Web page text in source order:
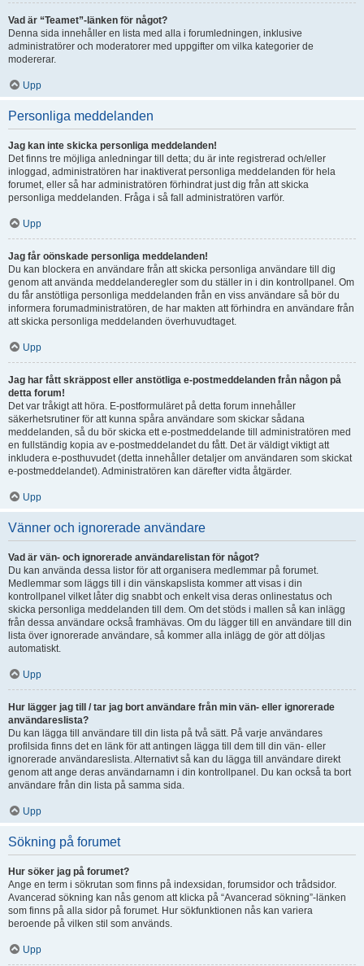
Vad är “Teamet”-länken för något?
Denna sida innehåller en lista med alla i forumledningen, inklusive
administratörer och moderatorer med uppgifter om vilka kategorier de
modererar.
Upp
Personliga meddelanden
Jag kan inte skicka personliga meddelanden!
Det finns tre möjliga anledningar till detta; du är inte registrerad och/eller
inloggad, administratören har inaktiverat personliga meddelanden för hela
forumet, eller så har administratören förhindrat just dig från att skicka
personliga meddelanden. Fråga i så fall administratören varför.
Upp
Jag får oönskade personliga meddelanden!
Du kan blockera en användare från att skicka personliga användare till dig
genom att använda meddelanderegler som du ställer in i din kontrollpanel. Om
du får anstötliga personliga meddelanden från en viss användare så bör du
informera forumadministratören, de har makten att förhindra en användare från
att skicka personliga meddelanden överhuvudtaget.
Upp
Jag har fått skräppost eller anstötliga e-postmeddelanden från någon på
detta forum!
Det var tråkigt att höra. E-postformuläret på detta forum innehåller
säkerhetsrutiner för att kunna spåra användare som skickar sådana
meddelanden, så du bör skicka ett e-postmeddelande till administratören med
en fullständig kopia av e-postmeddelandet du fått. Det är väldigt viktigt att
inkludera e-posthuvudet (detta innehåller detaljer om användaren som skickat
e-postmeddelandet). Administratören kan därefter vidta åtgärder.
Upp
Vänner och ignorerade användare
Vad är vän- och ignorerade användarelistan för något?
Du kan använda dessa listor för att organisera medlemmar på forumet.
Medlemmar som läggs till i din vänskapslista kommer att visas i din
kontrollpanel vilket låter dig snabbt och enkelt visa deras onlinestatus och
skicka personliga meddelanden till dem. Om det stöds i mallen så kan inlägg
från dessa användare också framhävas. Om du lägger till en användare till din
lista över ignorerade användare, så kommer alla inlägg de gör att döljas
automatiskt.
Upp
Hur lägger jag till / tar jag bort användare från min vän- eller ignorerade
användareslista?
Du kan lägga till användare till din lista på två sätt. På varje användares
profilsida finns det en länk för att antingen lägga till dem till din vän- eller
ignorerade användareslista. Alternativt så kan du lägga till användare direkt
genom att ange deras användarnamn i din kontrollpanel. Du kan också ta bort
användare från din lista på samma sida.
Upp
Sökning på forumet
Hur söker jag på forumet?
Ange en term i sökrutan som finns på indexsidan, forumsidor och trådsidor.
Avancerad sökning kan nås genom att klicka på “Avancerad sökning”-länken
som finns på alla sidor på forumet. Hur sökfunktionen nås kan variera
beroende på vilken stil som används.
Upp